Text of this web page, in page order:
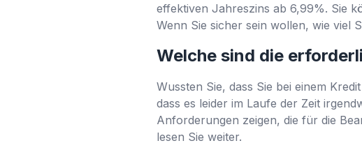
effektiven Jahreszins ab 6,99%. Sie
Wenn Sie sicher sein wollen, wie viel
Welche sind die
Wussten Sie, dass Sie bei einem
dass es leider im Laufe der Zeit
Anforderungen zeigen, die für die
lesen Sie weiter.